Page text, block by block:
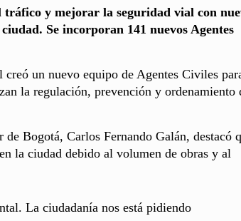
y mejorar la seguridad vial con
Se incorporan 141 nuevos Agentes
un nuevo equipo de Agentes Civiles
la regulación, prevención y ordenamiento
Bogotá, Carlos Fernando Galán, destacó
la ciudad debido al volumen de obras y al
La ciudadanía nos está pidiendo